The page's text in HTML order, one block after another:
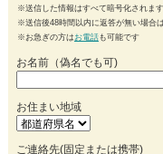
※送信した情報はすべて暗号化されま
※送信後48時間以内に返答が無い場合
※お急ぎの方は お電話も可能です
お名前（偽名でも可)
お住まい地域
ご連絡先(固定または携帯)